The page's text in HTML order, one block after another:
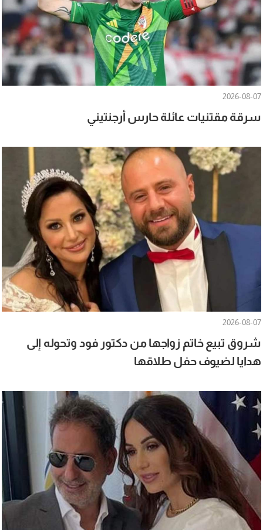
2026-08-07
سرقة مقتنيات عائلة حارس أرجنتيني
2026-08-07
شروق تبيع خاتم زواجها من دكتور فود وتحوله إلى
هدايا لضيوف حفل طلاقها